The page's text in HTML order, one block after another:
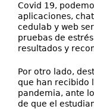
Covid 19,
aplicaciones,
cedulab y web
pruebas de
resultados y
Por otro lado,
que han recibido
pandemia, ante
de que el